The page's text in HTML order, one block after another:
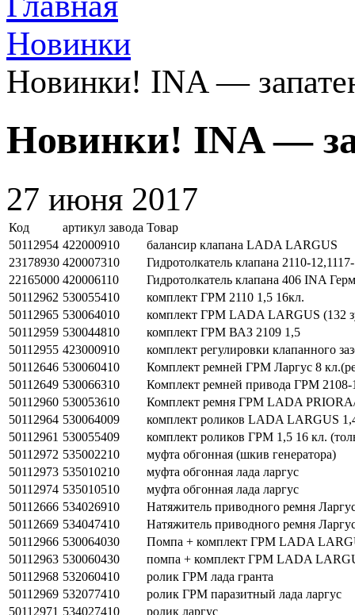
Новинки
Новинки! INA —
Новинки! INA —
27 июня 2017
Код артикул завода Товар
50112954 422000910
балансир клапана LADA LARGUS
23178930 420007310
Гидротолкатель клапана 2110-
22165000 420006110
Гидротолкатель клапана 406 INA
50112962 530055410
комплект ГРМ 2110 1,5 16кл.
50112965 530064010
комплект ГРМ LADA LARGUS (132
50112959 530044810
комплект ГРМ ВАЗ 2109 1,5
50112955 423000910
комплект регулировки клапанного
50112646 530060410
Комплект ремней ГРМ Ларгус 8
50112649 530066310
Комплект ремней привода ГРМ 2108-
50112960 530053610
Комплект ремня ГРМ LADA
50112964 530064009
комплект роликов LADA LARGUS
50112961 530055409
комплект роликов ГРМ 1,5 16 кл.
50112972 535002210
муфта обгонная (шкив генератора)
50112973 535010210
муфта обгонная лада ларгус
50112974 535010510
муфта обгонная лада ларгус
50112666 534026910
Натяжитель приводного ремня
50112669 534047410
Натяжитель приводного ремня
50112966 530064030
Помпа + комплект ГРМ LADA
50112963 530060430
помпа + комплект ГРМ LADA
50112968 532060410
ролик ГРМ лада гранта
50112969 532077410
ролик ГРМ паразитный лада ларгус
50112971 534027410 ролик ларгус